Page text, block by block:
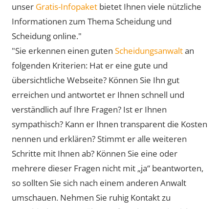
unser Gratis-Infopaket bietet Ihnen viele nützliche
Informationen zum Thema Scheidung und
Scheidung online."
"Sie erkennen einen guten Scheidungsanwaltan
folgenden Kriterien: Hat er eine gute und
übersichtliche Webseite? Können Sie Ihn gut
erreichen und antwortet er Ihnen schnell und
verständlich auf Ihre Fragen? Ist er Ihnen
sympathisch? Kann er Ihnen transparent die Kosten
nennen und erklären? Stimmt er alle weiteren
Schritte mit Ihnen ab? Können Sie eine oder
mehrere dieser Fragen nicht mit „ja“ beantworten,
so sollten Sie sich nach einem anderen Anwalt
umschauen. Nehmen Sie ruhig Kontakt zu